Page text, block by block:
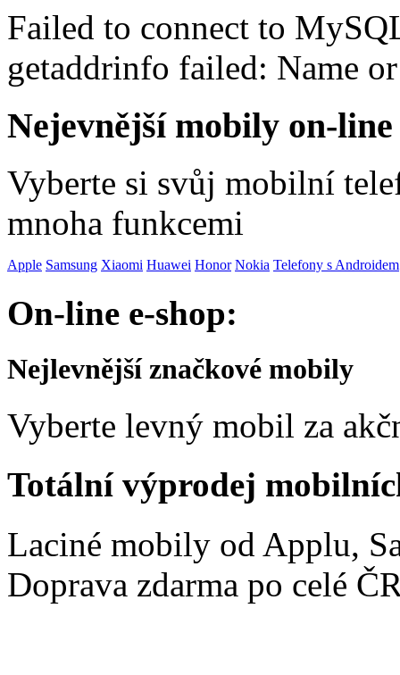
Failed to connect to
getaddrinfo failed: Name
Nejevnější mobily on-
Vyberte si svůj mobilní
mnoha funkcemi
Apple Samsung Xiaomi Huawei Honor Nokia Telefony s Androidem
On-line e-shop:
Nejlevnější značkové mobily
Vyberte levný mobil za
Totální výprodej
Laciné mobily od Applu,
Doprava zdarma po celé